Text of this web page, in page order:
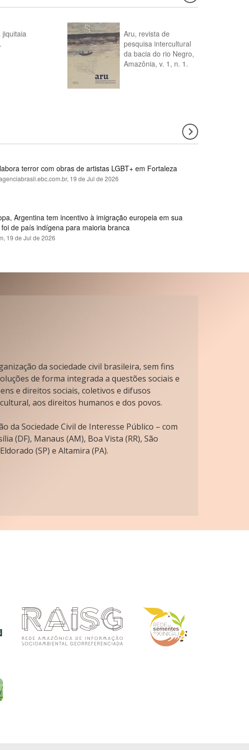
jiquitaia
Aru, revista de
pesquisa intercultural
da bacia do rio Negro,
Amazônia, v. 1, n. 1.
terror com obras de artistas LGBT+ em Fortaleza
19 de Jul de 2026
Argentina tem incentivo à imigração europeia em sua
de país indígena para maioria branca
19 de Jul de 2026
da sociedade civil brasileira, sem fins
de forma integrada a questões sociais e
e direitos sociais, coletivos e difusos
aos direitos humanos e dos povos.
da Sociedade Civil de Interesse Público – com
(DF), Manaus (AM), Boa Vista (RR), São
(SP) e Altamira (PA).